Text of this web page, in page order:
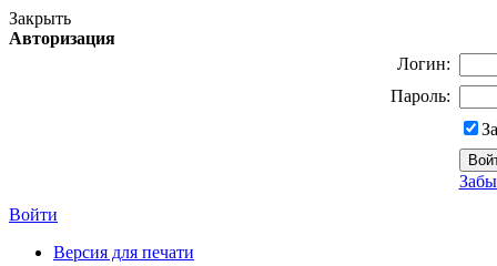
Закрыть
Авторизация
Логин:
Пароль:
Войти
Версия для печати